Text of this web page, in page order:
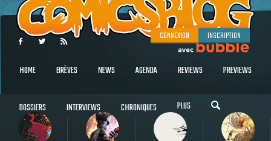
CONNEXION INSCRIPTION
HOME BRÈVES NEWS AGENDA REVIEWS PREVIEWS
DOSSIERS INTERVIEWS CHRONIQUES PLUS